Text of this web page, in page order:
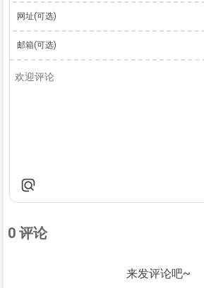
网址(可选)
邮箱(可选)
0 评论
来发评论吧~